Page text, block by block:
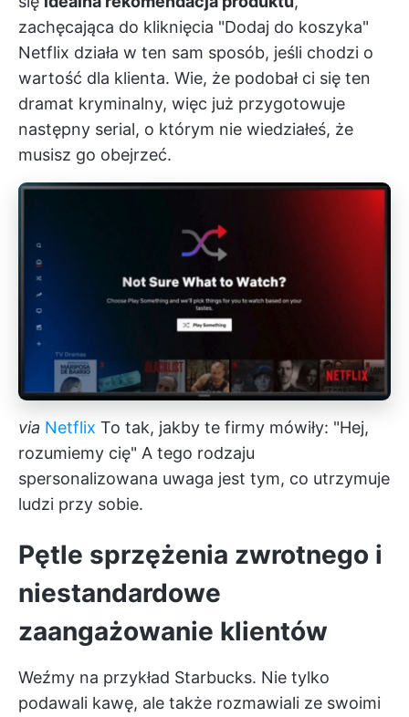
zachęcająca do kliknięcia "Dodaj do koszyka"
Netflix działa w ten sam sposób, jeśli chodzi o
wartość dla klienta. Wie, że podobał ci się ten
dramat kryminalny, więc już przygotowuje
następny serial, o którym nie wiedziałeś, że
musisz go obejrzeć.
via Netflix To tak, jakby te firmy mówiły: "Hej,
rozumiemy cię" A tego rodzaju
spersonalizowana uwaga jest tym, co utrzymuje
ludzi przy sobie.
Pętle sprzężenia zwrotnego i
niestandardowe
zaangażowanie klientów
Weźmy na przykład Starbucks. Nie tylko
podawali kawę, ale także rozmawiali ze swoimi